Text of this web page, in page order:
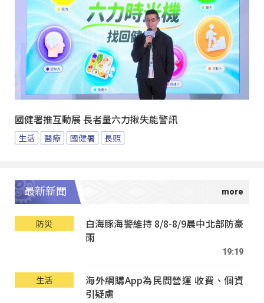
國健署推互動展 長者量六力揪失能警訊
生活 醫療 國健署 長照
最新新聞
防災
白海豚海警維持 8/8-8/9晨中北部防豪
雨
19:19
生活
海外網購App為民間營運 收費、個資
引疑慮